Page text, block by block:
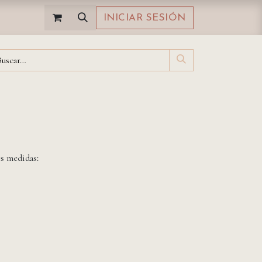
INICIAR SESIÓN
medidas: